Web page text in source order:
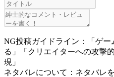
NG投稿ガイドライン：「ゲ
る」「クリエイターへの攻撃
現」
ネタバレについて：ネタバレ